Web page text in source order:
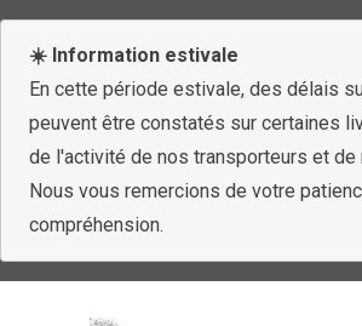
☀️ Information estivale
En cette période estivale, des délais
peuvent être constatés sur certaines
de l'activité de nos transporteurs et
Nous vous remercions de votre
compréhension.